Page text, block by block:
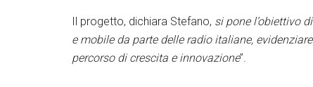
Il progetto, dichiara Stefano, si pone l’obiettivo
e mobile da parte delle radio italiane,
percorso di crescita e innovazione”.